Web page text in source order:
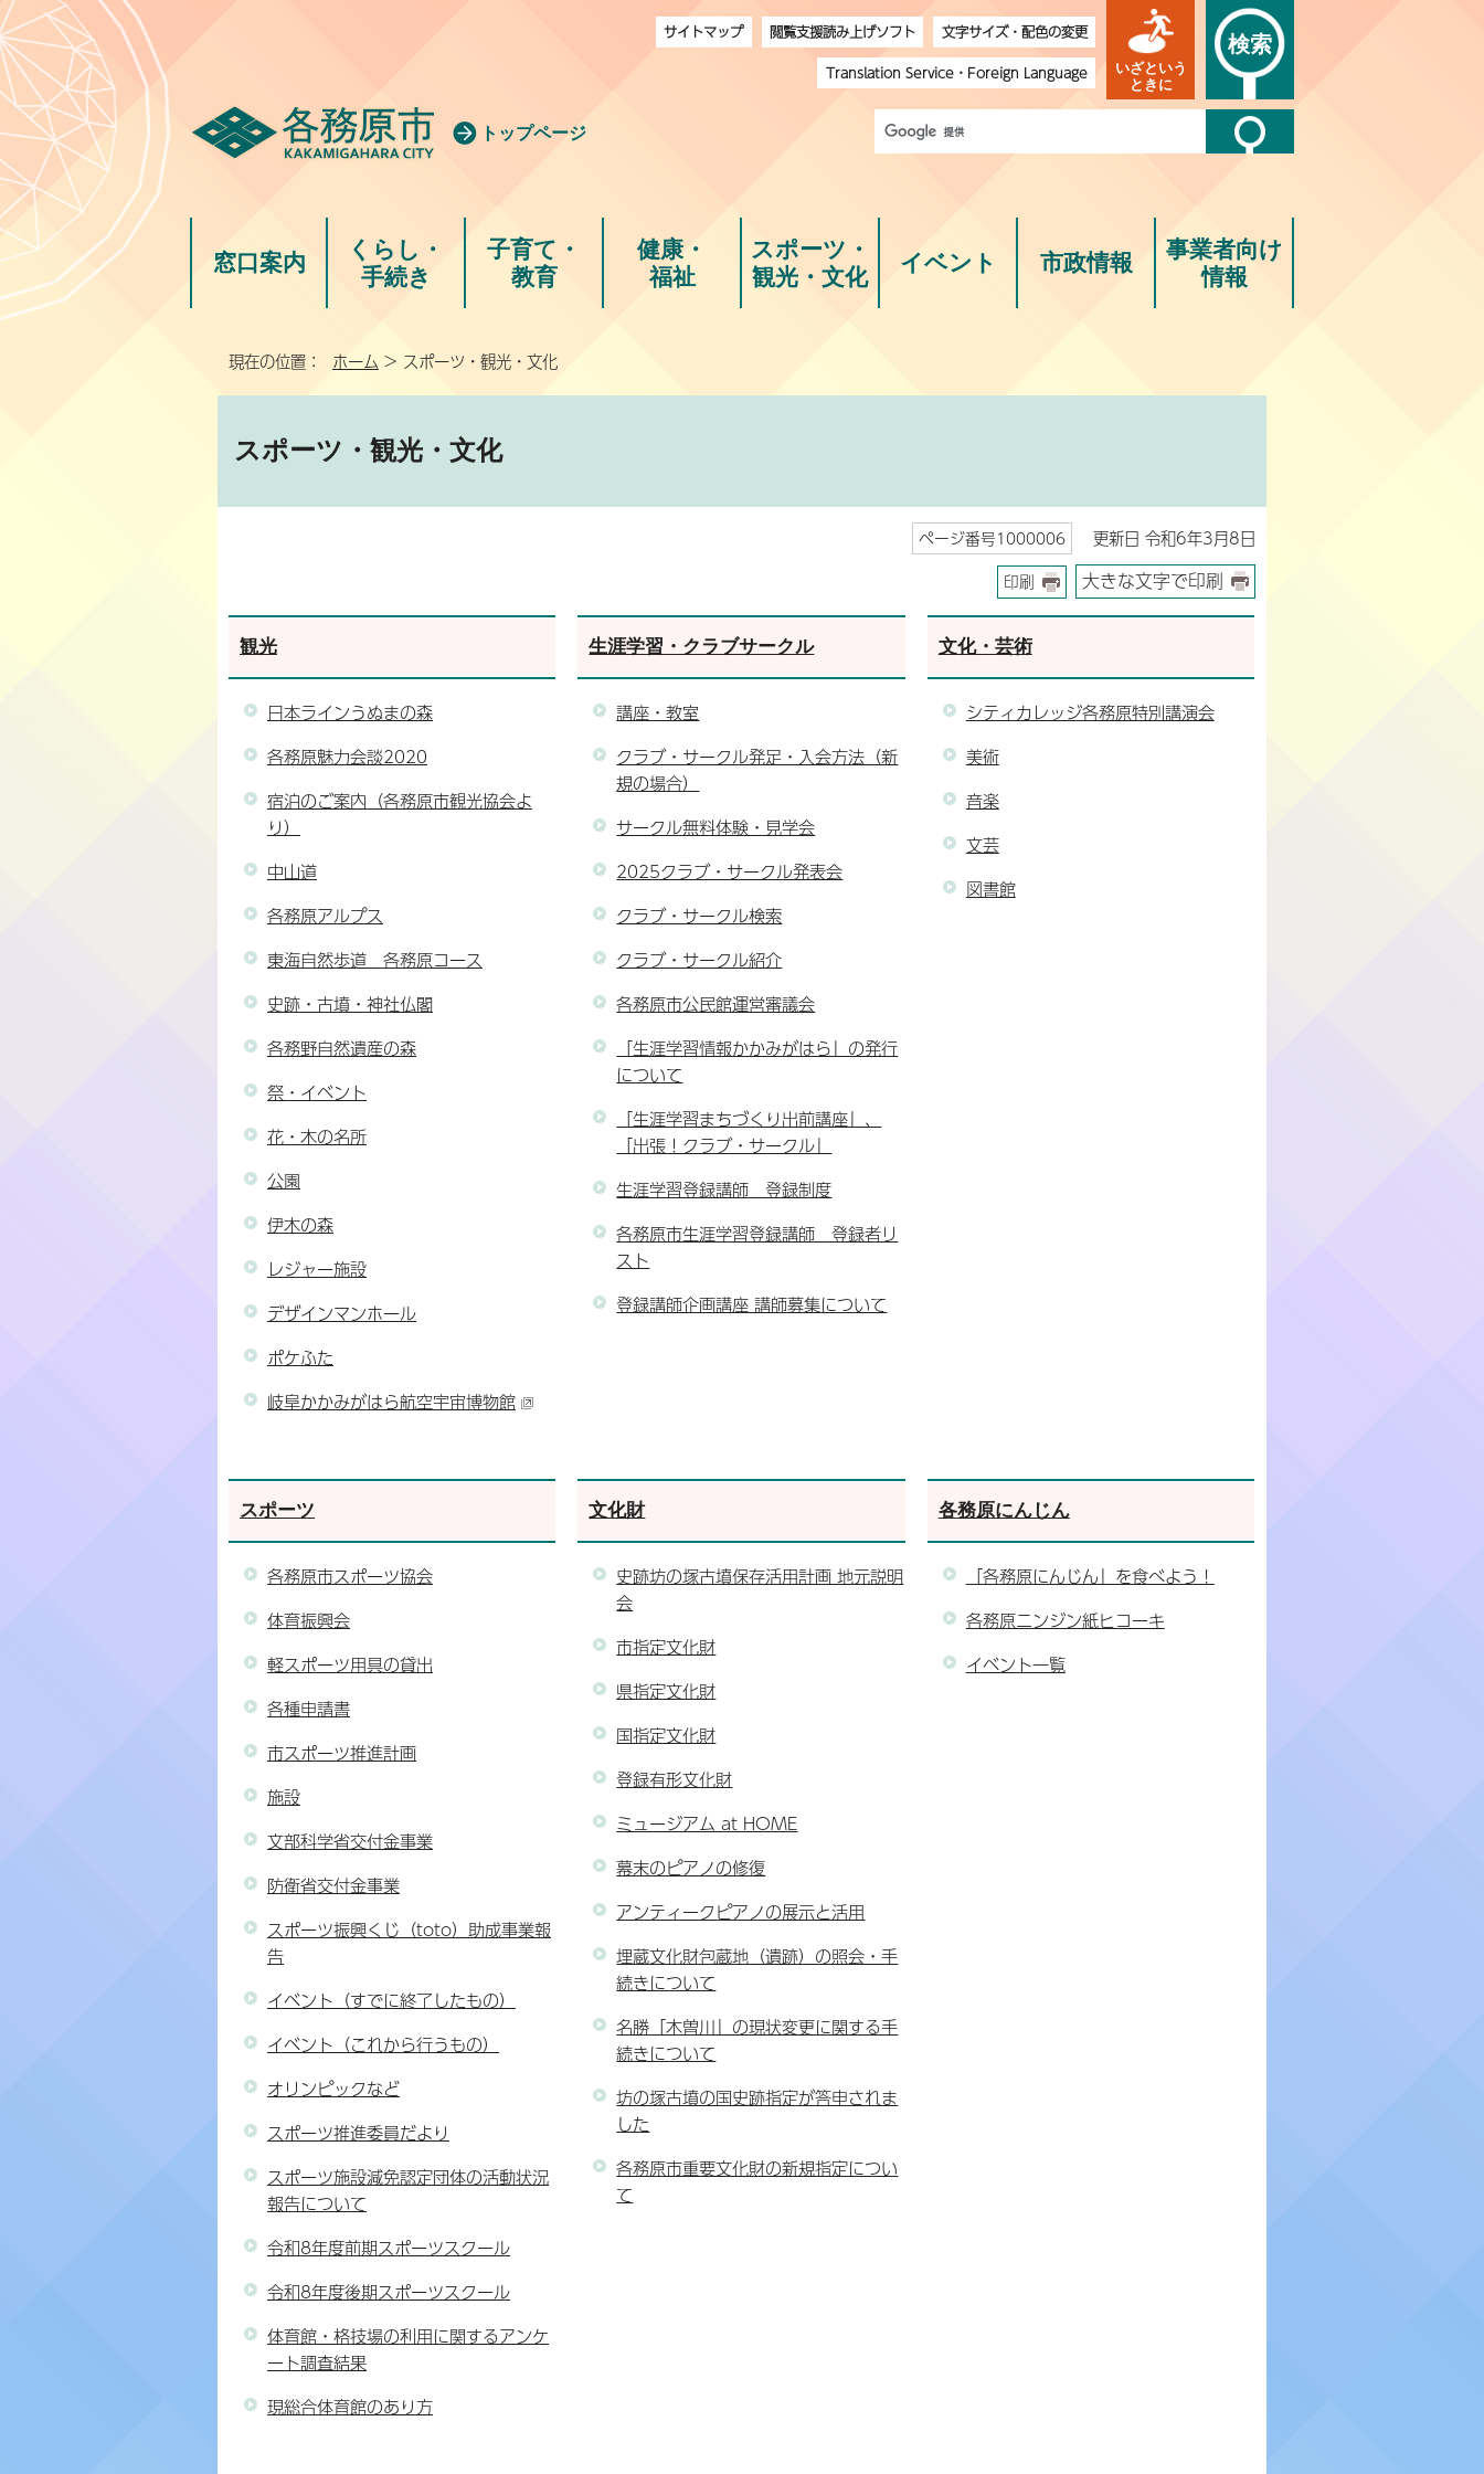
トップページ
サイトマップ 閲覧支援読み上げソフト
文字サイズ・配色の変更
Translation Service・ Foreign Language
いざという
ときに
検索
窓口案内
くらし・
手続き
子育て・
教育
健康・
福祉
スポーツ・
観光・文化
イベント 市政情報
事業者向け
情報
現在の位置： ホーム > スポーツ・観光・文化
スポーツ・観光・文化
ページ番号1000006 更新日 令和6年3月8日
印刷 大きな文字で印刷
観光
日本ラインうぬまの森
各務原魅力会談2020
宿泊のご案内（各務原市観光協会よ
り）
中山道
各務原アルプス
東海自然歩道 各務原コース
史跡・古墳・神社仏閣
各務野自然遺産の森
祭・イベント
花・木の名所
公園
伊木の森
レジャー施設
デザインマンホール
ポケふた
岐阜かかみがはら航空宇宙博物館
生涯学習・クラブサークル
講座・教室
クラブ・サークル発足・入会方法（新
規の場合）
サークル無料体験・見学会
2025クラブ・サークル発表会
クラブ・サークル検索
クラブ・サークル紹介
各務原市公民館運営審議会
「生涯学習情報かかみがはら」の発行
について
「生涯学習まちづくり出前講座」、
「出張！クラブ・サークル」
生涯学習登録講師 登録制度
各務原市生涯学習登録講師 登録者リ
スト
登録講師企画講座 講師募集について
文化・芸術
シティカレッジ各務原特別講演会
美術
音楽
文芸
図書館
スポーツ
各務原市スポーツ協会
体育振興会
軽スポーツ用具の貸出
各種申請書
市スポーツ推進計画
施設
文部科学省交付金事業
防衛省交付金事業
スポーツ振興くじ（toto）助成事業報
告
イベント（すでに終了したもの）
イベント（これから行うもの）
オリンピックなど
スポーツ推進委員だより
スポーツ施設減免認定団体の活動状況
報告について
令和8年度前期スポーツスクール
令和8年度後期スポーツスクール
体育館・格技場の利用に関するアンケ
ート調査結果
現総合体育館のあり方
文化財
史跡坊の塚古墳保存活用計画 地元説明
会
市指定文化財
県指定文化財
国指定文化財
登録有形文化財
ミュージアム at HOME
幕末のピアノの修復
アンティークピアノの展示と活用
埋蔵文化財包蔵地（遺跡）の照会・手
続きについて
名勝「木曽川」の現状変更に関する手
続きについて
坊の塚古墳の国史跡指定が答申されま
した
各務原市重要文化財の新規指定につい
て
各務原にんじん
「各務原にんじん」を食べよう！
各務原ニンジン紙ヒコーキ
イベント一覧